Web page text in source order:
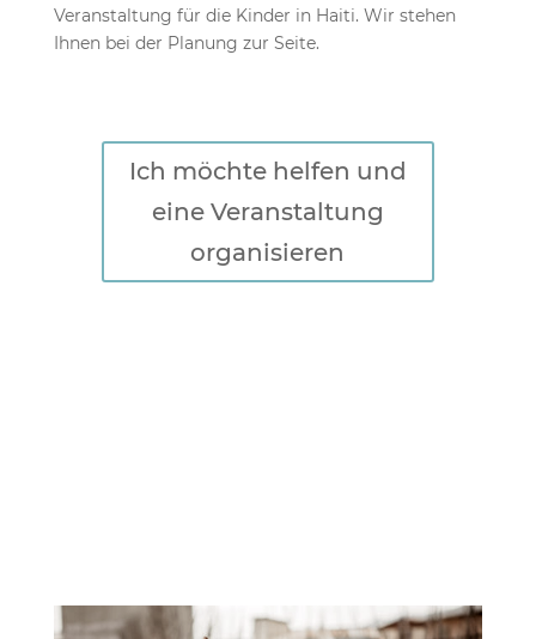
Veranstaltung für die Kinder in Haiti. Wir stehen
Ihnen bei der Planung zur Seite.
Ich möchte helfen und
eine Veranstaltung
organisieren